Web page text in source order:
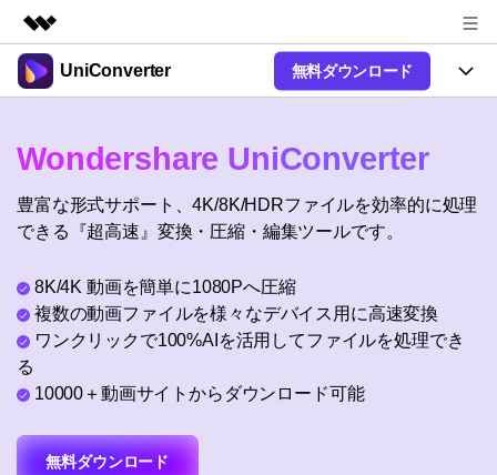
製品
ユーティリティ
概要
ソリューション
プラン＆価格
サポート
UniConverter 無料ダウンロード
UniConverter-動画変換ソフト
UniConverter Windows版
音声をテキストに
確かつ便利にテキストに変換
New
【簡単】複数の動画ファイルを
Hot
オンラインツール
オンライン動画圧縮ツール
動画・画像の無料圧縮
オンライン動画変換ツール
動画・音声・画像の無料変換
Hot
Ver17へアップグレード
使い方&コツ
操作ガイド
動画関連のコツ
特集ページ
サポート
Wondershare UniConverter
豊富な形式サポート、4K/8K/HDRファイルを効率的に処理
できる『超高速』変換・圧縮・編集ツールです。
8K/4K 動画を簡単に1080Pへ圧縮
複数の動画ファイルを様々なデバイス用に高速変換
ワンクリックで100%AIを活用してファイルを処理でき
る
10000＋動画サイトからダウンロード可能
無料ダウンロード